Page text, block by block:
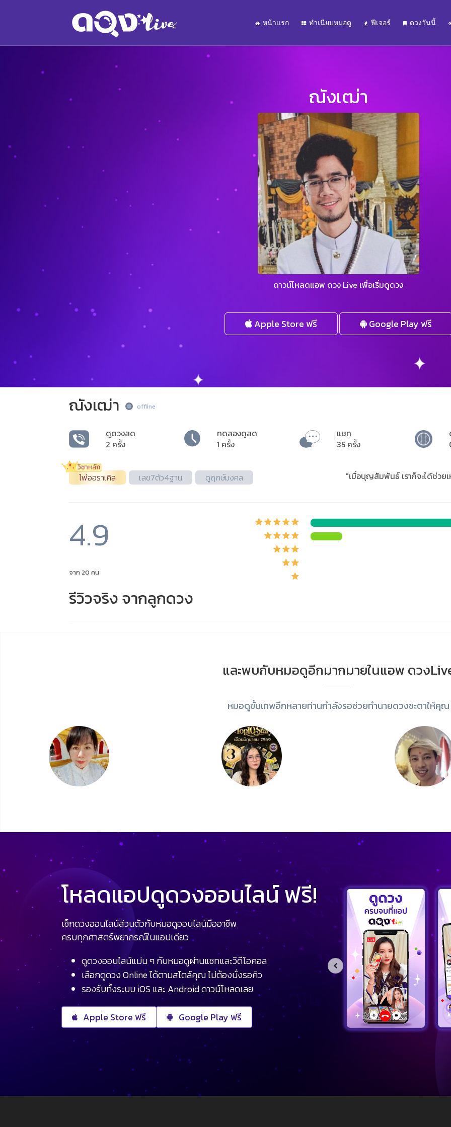
หน้าแรก ทำเนียบหมอดู ฟีเจอร์ ดวงวันนี้
ณังเฒ่า
ดาวน์โหลดแอพ ดวง Live เพื่อเริ่มดูดวง
Apple Store ฟรี Google Play ฟรี
ณังเฒ่า offline
ดูดวงสด
2 ครั้ง
ทดลองดูสด
1 ครั้ง
แชท
35 ครั้ง
ไพ่ออราเคิล เลข7ตัว4ฐาน ดูฤกษ์มงคล "เมื่อบุญสัมพันธ์ เราก็จะได้ช่วย
4.9
จาก 20 คน
รีวิวจริง จากลูกดวง
และพบกับหมอดูอีกมากมายในแอพ ดวง
หมอดูขั้นเทพอีกหลายท่านกำลังรอช่วยทำนายดวงชะตาให้คุณ
โหลดแอปดูดวงออนไลน์ ฟรี!
เช็กดวงออนไลน์ส่วนตัวกับหมอดูออนไลน์มืออาชีพ
ครบทุกศาสตร์พยากรณ์ในแอปเดียว
ดูดวงออนไลน์แม่น ๆ กับหมอดูผ่านแชทและวิดีโอคอล
เลือกดูดวง Online ได้ตามสไตล์คุณ ไม่ต้องนั่งรอคิว
รองรับทั้งระบบ iOS และ Android ดาวน์โหลดเลย
Apple Store ฟรี Google Play ฟรี